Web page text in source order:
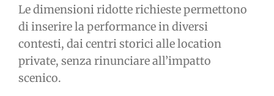
Le dimensioni ridotte richieste permettono
di inserire la performance in diversi
contesti, dai centri storici alle location
private, senza rinunciare all’impatto
scenico.